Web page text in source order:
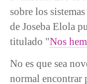
sobre los
de Joseba Elola
titulado "Nos
No es que sea
normal encontrar